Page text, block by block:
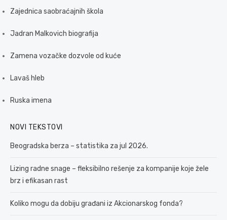
Zajednica saobraćajnih škola
Jadran Malkovich biografija
Zamena vozačke dozvole od kuće
Lavaš hleb
Ruska imena
NOVI TEKSTOVI
Beogradska berza – statistika za jul 2026.
Lizing radne snage – fleksibilno rešenje za kompanije koje žele
brz i efikasan rast
Koliko mogu da dobiju građani iz Akcionarskog fonda?